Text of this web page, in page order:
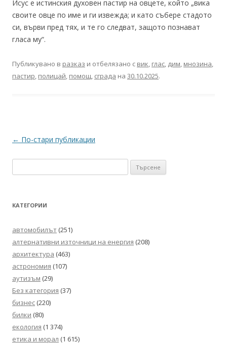
Исус е истинския духовен пастир на овцете, който „вика
своите овце по име и ги извежда; и като събере стадото
си, върви пред тях, и те го следват, защото познават
гласа му“.
Публикувано в разказ и отбелязано с вик, глас, дим, мнозина,
пастир, полицай, помощ, сграда на 30.10.2025.
Навигация
← По-стари публикации
за:
КАТЕГОРИИ
автомобилът (251)
алтернативни източници на енергия (208)
архитектура (463)
астрономия (107)
аутизъм (29)
Без категория (37)
бизнес (220)
билки (80)
екология (1 374)
етика и морал (1 615)